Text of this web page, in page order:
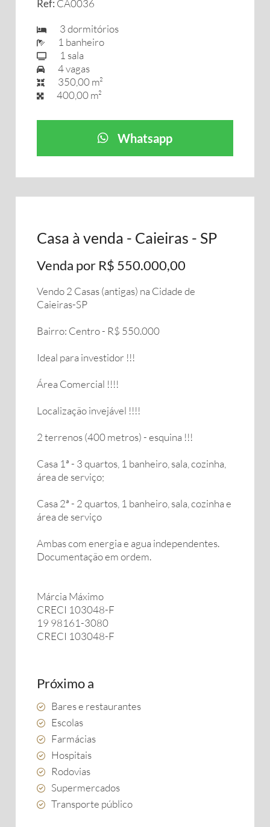
Ref: CA0036
3 dormitórios
1 banheiro
1 sala
4 vagas
350,00 m²
400,00 m²
Whatsapp
Casa à venda - Caieiras - SP
Venda por R$ 550.000,00
Vendo 2 Casas (antigas) na Cidade de
Caieiras-SP
Bairro: Centro - R$ 550.000
Ideal para investidor !!!
Área Comercial !!!!
Localização invejável !!!!
2 terrenos (400 metros) - esquina !!!
Casa 1ª - 3 quartos, 1 banheiro, sala, cozinha,
área de serviço;
Casa 2ª - 2 quartos, 1 banheiro, sala, cozinha e
área de serviço
Ambas com energia e agua independentes.
Documentação em ordem.
Márcia Máximo
CRECI 103048-F
19 98161-3080
CRECI 103048-F
Próximo a
Bares e restaurantes
Escolas
Farmácias
Hospitais
Rodovias
Supermercados
Transporte público